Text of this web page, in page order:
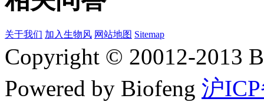
关于我们 加入生物风 网站地图 Sitemap
Copyright © 20012-2013
Powered by Biofeng 沪